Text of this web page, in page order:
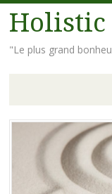
"Le plus grand
Aller
principal